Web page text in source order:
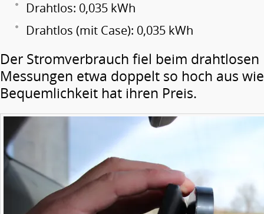
Drahtlos: 0,035 kWh
Drahtlos (mit Case): 0,035 kWh
Der Stromverbrauch fiel beim drahtlosen
Messungen etwa doppelt so hoch aus
Bequemlichkeit hat ihren Preis.